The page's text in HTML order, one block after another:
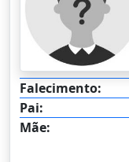
Falecimento:
Pai:
Mãe: